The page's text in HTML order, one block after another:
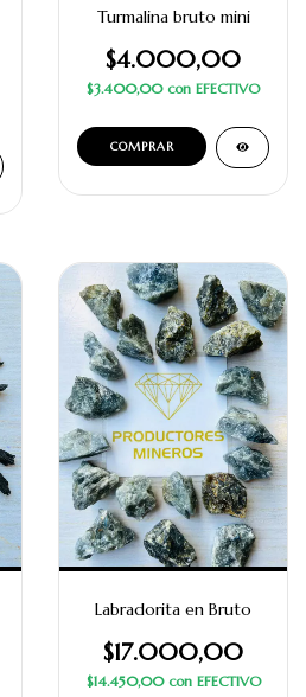
Turmalina bruto mini
$4.000,00
$3.400,00 con EFECTIVO
Labradorita en Bruto
$17.000,00
$14.450,00 con EFECTIVO